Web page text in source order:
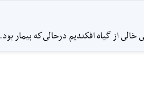
خالى از گياه افكنديم درحالى‌كه بيمار بود.